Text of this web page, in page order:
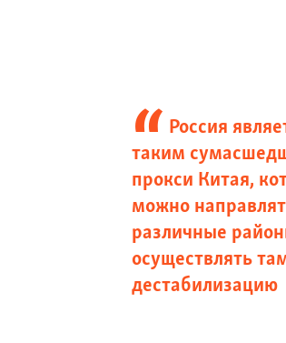
Россия
таким
прокси Китая,
можно
различные
осуществлять
дестабилизацию